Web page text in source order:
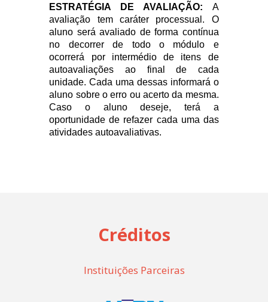
ESTRATÉGIA DE AVALIAÇÃO: A
avaliação tem caráter processual. O
aluno será avaliado de forma contínua
no decorrer de todo o módulo e
ocorrerá por intermédio de itens de
autoavaliações ao final de cada
unidade. Cada uma dessas informará o
aluno sobre o erro ou acerto da mesma.
Caso o aluno deseje, terá a
oportunidade de refazer cada uma das
atividades autoavaliativas.
Créditos
Instituições Parceiras